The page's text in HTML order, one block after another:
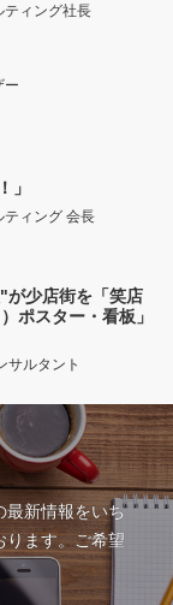
ティング社長
ー
」
ティング 会長
が少店街を「笑店
ポスター・看板」
サルタント
最新情報をいち
ります。ご希望